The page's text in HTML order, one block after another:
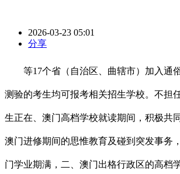
2026-03-23 05:01
分享
等17个省（自治区、曲辖市）加入通
测验的考生均可报考相关招生学校。不担
生正在、澳门高档学校就读期间，积极共
澳门进修期间的思惟教育及碰到突发事务
门学业期满，二、澳门出格行政区的高档